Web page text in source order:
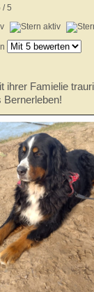
/5
ihrer Famielie
Bernerleben!